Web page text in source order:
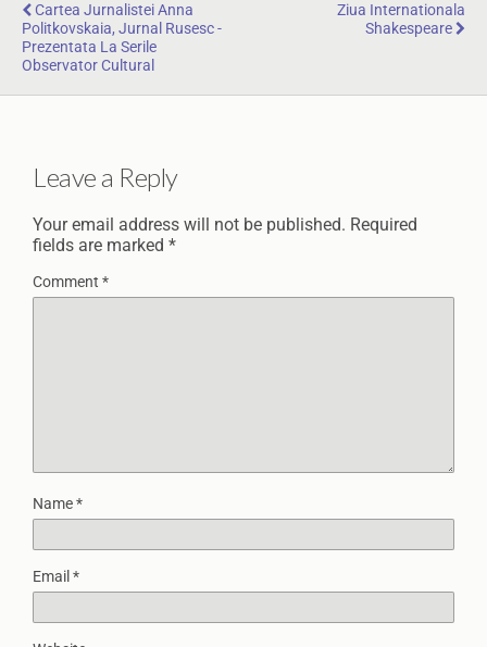
Cartea Jurnalistei Anna
Politkovskaia, Jurnal Rusesc -
Prezentata La Serile
Observator Cultural
Ziua Internationala
Shakespeare
Leave a Reply
Your email address will not be published. Required
fields are marked *
Comment *
Name*
Email *